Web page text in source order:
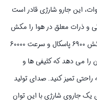
منزل خود به تمیزی بپردازید. با قدرت 96 وات، این جارو شارژی قادر است
و ذرات معلق در هوا را مکش
کند. جارو شارژی یسیدو VC06 با قدرت مکش 6900 پاسکال و سرعت 60000
این امکان را می دهد که کثیفی ها و
تمیز کنید. صدای تولید
یک جاروی شارژی با این توان